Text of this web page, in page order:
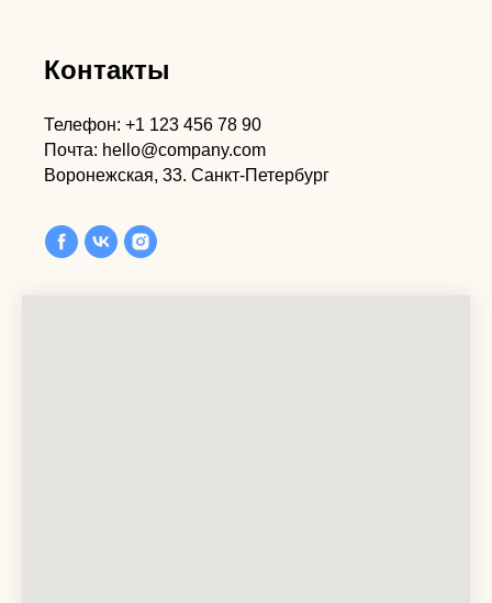
Контакты
Телефон: +1 123 456 78 90
Почта: hello@company.com
Воронежская, 33. Санкт-Петербург